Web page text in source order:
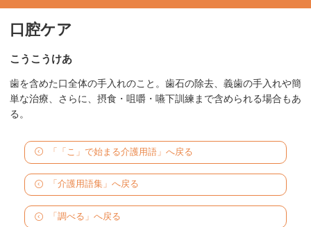
口腔ケア
こうこうけあ
歯を含めた口全体の手入れのこと。歯石の除去、義歯の手入れや簡
単な治療、さらに、摂食・咀嚼・嚥下訓練まで含められる場合もあ
る。
「「こ」で始まる介護用語」へ戻る
「介護用語集」へ戻る
「調べる」へ戻る